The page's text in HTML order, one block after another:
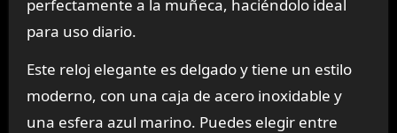
perfectamente a la muñeca, haciéndolo ideal
para uso diario.
Este reloj elegante es delgado y tiene un estilo
moderno, con una caja de acero inoxidable y
una esfera azul marino. Puedes elegir entre